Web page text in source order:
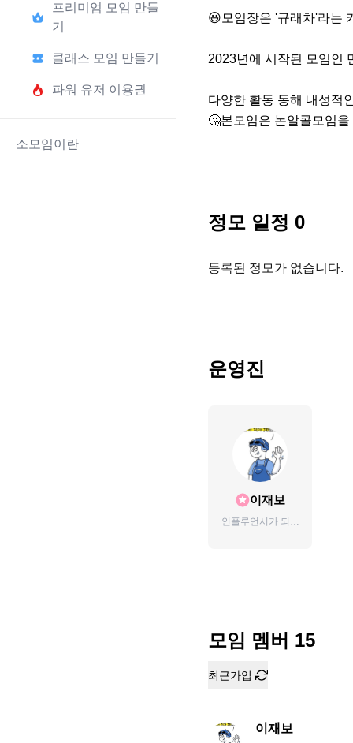
프리미엄 모임 만들
기
클래스 모임 만들기
파워 유저 이용권
소모임이란
😃모임장은 '규래차'라는
2023년에 시작된 모임인
다양한 활동 동해 내성적
🤔본모임은 논알콜모임
정모 일정 0
등록된 정모가 없습니다.
운영진
이재보
인플루언서가 되고
모임 멤버 15
최근가입
이재보